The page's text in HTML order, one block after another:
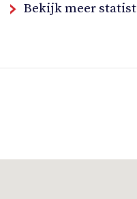
Bekijk meer